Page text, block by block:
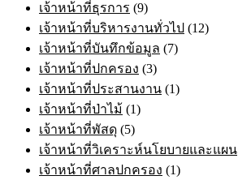
เจ้าหน้าที่ธุรการ (9)
เจ้าหน้าที่บริหารงานทั่วไป (12)
เจ้าหน้าที่บันทึกข้อมูล (7)
เจ้าหน้าที่ปกครอง (3)
เจ้าหน้าที่ประสานงาน (1)
เจ้าหน้าที่ป่าไม้ (1)
เจ้าหน้าที่พัสดุ (5)
เจ้าหน้าที่วิเคราะห์นโยบายและแผน
เจ้าหน้าที่ศาลปกครอง (1)